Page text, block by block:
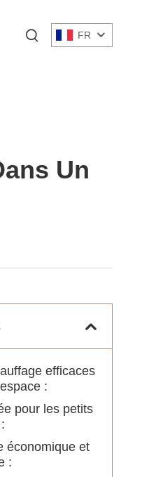
FR
Un
efficaces
:
pour les petits
économique et
: